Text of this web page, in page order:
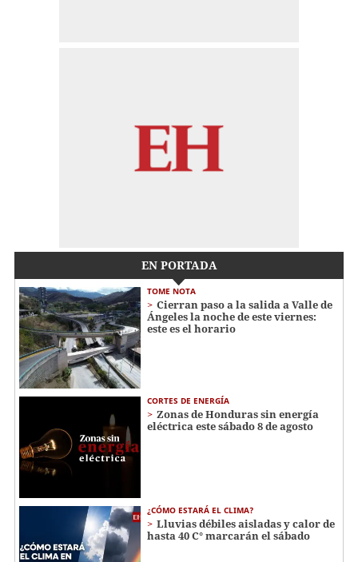
EN PORTADA
TOME NOTA
Cierran paso a la salida a Valle de
Ángeles la noche de este viernes:
este es el horario
CORTES DE ENERGÍA
Zonas de Honduras sin energía
eléctrica este sábado 8 de agosto
¿CÓMO ESTARÁ EL CLIMA?
Lluvias débiles aisladas y calor de
hasta 40 C° marcarán el sábado